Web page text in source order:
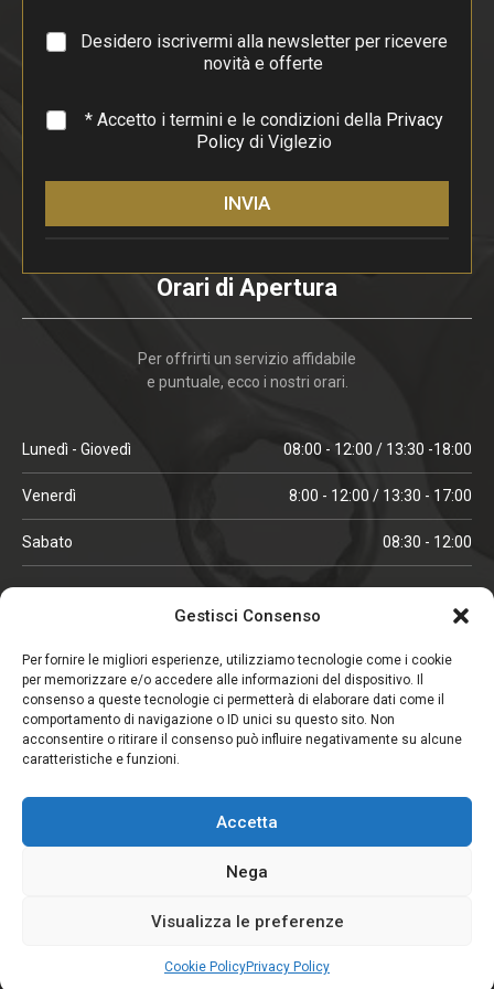
Gestisci Consenso
Per fornire le migliori esperienze, utilizziamo tecnologie come i cookie
per memorizzare e/o accedere alle informazioni del dispositivo. Il
consenso a queste tecnologie ci permetterà di elaborare dati come il
comportamento di navigazione o ID unici su questo sito. Non
acconsentire o ritirare il consenso può influire negativamente su alcune
caratteristiche e funzioni.
Accetta
Nega
Visualizza le preferenze
Cookie PolicyPrivacy Policy
a
f
Desidero iscrivermi alla newsletter per ricevere
novità e offerte
* * Accetto i termini e le condizioni della Privacy
Policydi Viglezio
INVIA
Orari di Apertura
Per offrirti un servizio affidabile
e puntuale, ecco i nostri orari.
Lunedì - Giovedì 08:00 - 12:00 / 13:30 -18:00
Venerdì 8:00 - 12:00 / 13:30 - 17:00
Sabato 08:30 - 12:00
ORARI IN ALTA STAGIONE
Lunedì - Venerdì 08:00 - 12:00 / 13:30 -18:00
Sabato 08:00 - 12:00
CHIUSO IL SABATO
(gennaio, febbraio, agosto, settembre)
Copyright © 2026. Viglezio - Tutti i diritti riservati.
Privacy Policy Termini e Condizioni